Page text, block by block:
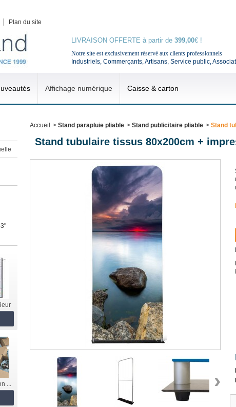
Plan du site
Notre site est exclusivement réservé aux clients professionnels
Industriels, Commerçants, Artisans, Service public,
LIVRAISON OFFERTE à partir de 399,00€ !
Affichage numérique Caisse & carton
...
Accueil > Stand parapluie pliable > Stand publicitaire pliable > Stand
Stand tubulaire tissus 80x200cm +
›